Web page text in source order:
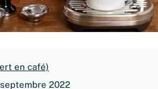
en café)
2022